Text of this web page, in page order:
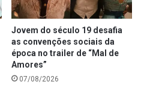
Jovem do século 19 desafia
as convenções sociais da
época no trailer de “Mal de
Amores”
07/08/2026